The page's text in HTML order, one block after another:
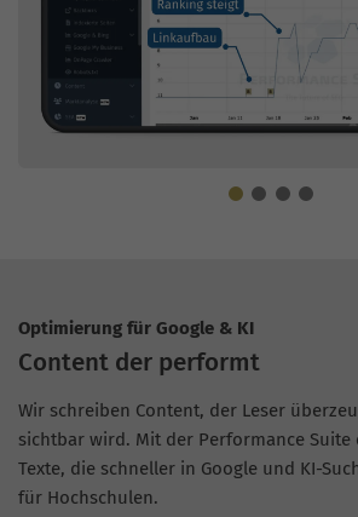
Optimierung für Google & KI
Content der performt
Wir schreiben Content, der Leser
sichtbar wird. Mit der Performance Suite
Texte, die schneller in Google und KI-
für Hochschulen.